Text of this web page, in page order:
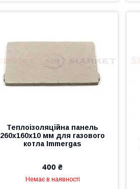
Теплоізоляційна панель
260x160x10 мм для газового
котла Immergas
400 ₴
Немає в наявності